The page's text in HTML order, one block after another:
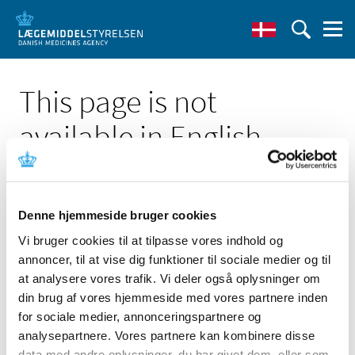
Denne hjemmeside bruger cookies
Vi bruger cookies til at tilpasse vores indhold og
annoncer, til at vise dig funktioner til sociale medier og til
at analysere vores trafik. Vi deler også oplysninger om
din brug af vores hjemmeside med vores partnere inden
for sociale medier, annonceringspartnere og
analysepartnere. Vores partnere kan kombinere disse
This page is not
available in English
Click here to see the Danish page 'Antallet af ansøgninger
om individuelle tilskud i 2012'
Go to English frontpage